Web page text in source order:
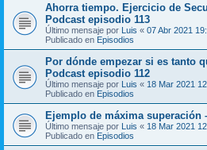
Ahorra tiempo. Ejercicio de
Podcast episodio 113
Último mensaje por Luis « 07 Abr 2021
Publicado en Episodios
Por dónde empezar si es tanto
Podcast episodio 112
Último mensaje por Luis « 18 Mar 2021
Publicado en Episodios
Ejemplo de máxima superación
Último mensaje por Luis « 18 Mar 2021
Publicado en Episodios